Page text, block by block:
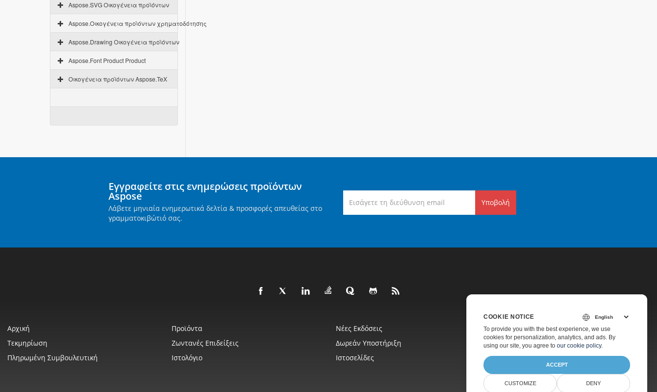
Aspose.SVG Οικογένεια προϊόντων
Aspose.Οικογένεια προϊόντων χρηματοδότησης
Aspose.Drawing Οικογένεια προϊόντων
Aspose.Font Product Product
Οικογένεια προϊόντων Aspose.TeX
Εγγραφείτε στις ενημερώσεις προϊόντων
Aspose
Λάβετε μηνιαία ενημερωτικά δελτία & προσφορές απευθείας στο
γραμματοκιβώτιό σας.
Υποβολή
Αρχική Προϊόντα Νέες Εκδόσεις
Τιμολόγηση
Τεκμηρίωση
Ζωντανές Επιδείξεις Δωρεάν Υποστήριξη
Πληρωμένη Υποστήριξη
Πληρωμένη Συμβουλευτική
Ιστολόγιο Ιστοσελίδες Σχετικά
COOKIE NOTICE
To provide you with the best experience, we use
cookies for personalization, analytics, and ads. By
using our site, you agree to our cookie policy.
ACCEPT
CUSTOMIZE DENY